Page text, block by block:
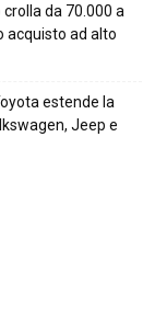
da 70.000 a
acquisto ad alto
estende la
Jeep e